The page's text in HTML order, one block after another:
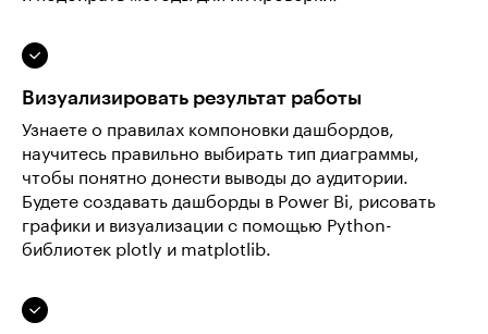
Визуализировать результат работы
Узнаете о правилах компоновки дашбордов,
научитесь правильно выбирать тип диаграммы,
чтобы понятно донести выводы до аудитории.
Будете создавать дашборды в Power Bi, рисовать
графики и визуализации с помощью Python-
библиотек plotly и matplotlib.